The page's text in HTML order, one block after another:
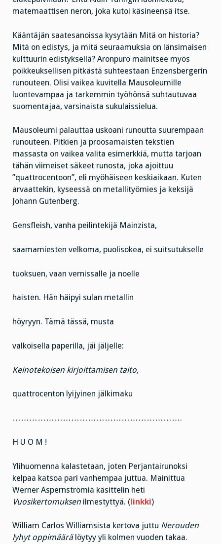
matemaattisen neron, joka kutoi käsineensä itse.
Kääntäjän saatesanoissa kysytään Mitä on historia?
Mitä on edistys, ja mitä seuraamuksia on länsimaisen
kulttuurin edistyksellä? Aronpuro mainitsee myös
poikkeuksellisen pitkästä suhteestaan Enzensbergerin
runouteen. Olisi vaikea kuvitella Mausoleumille
luontevampaa ja tarkemmin työhönsä suhtautuvaa
suomentajaa, varsinaista sukulaissielua.
Mausoleumi palauttaa uskoani runoutta suurempaan
runouteen. Pitkien ja proosamaisten tekstien
massasta on vaikea valita esimerkkiä, mutta tarjoan
tähän viimeiset säkeet runosta, joka ajoittuu
”quattrocentoon”, eli myöhäiseen keskiaikaan. Kuten
arvaattekin, kyseessä on metallityömies ja keksijä
Johann Gutenberg.
Gensfleish, vanha peilintekijä Mainzista,
saamamiesten velkoma, puolisokea, ei suitsutukselle
tuoksuen, vaan vernissalle ja noelle
haisten. Hän häipyi sulan metallin
höyryyn. Tämä tässä, musta
valkoisella paperilla, jäi jäljelle:
Keinotekoisen kirjoittamisen taito,
quattrocenton lyijyinen jälkimaku
…………………………………………………….
H U O M !
Ylihuomenna kalastetaan, joten Perjantairunoksi
kelpaa katsoa pari vanhempaa juttua. Mainittua
Werner Aspernströmiä käsittelin heti
Vuosikertomuksen ilmestyttyä. (linkki)
William Carlos Williamsista kertova juttu Nerouden
lyhyt oppimäärälöytyy yli kolmen vuoden takaa.